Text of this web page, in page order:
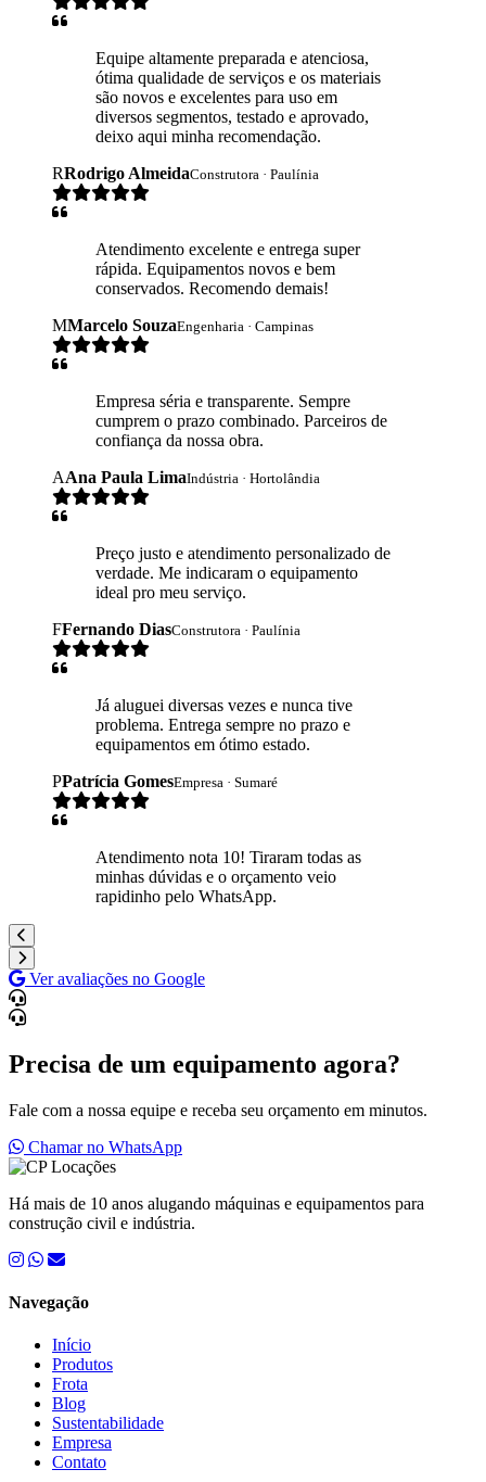
Equipe altamente preparada e atenciosa,
ótima qualidade de serviços e os materiais
são novos e excelentes para uso em
diversos segmentos, testado e aprovado,
deixo aqui minha recomendação.
RRodrigo AlmeidaConstrutora · Paulínia
Atendimento excelente e entrega super
rápida. Equipamentos novos e bem
conservados. Recomendo demais!
MMarcelo SouzaEngenharia · Campinas
Empresa séria e transparente. Sempre
cumprem o prazo combinado. Parceiros de
confiança da nossa obra.
AAna Paula LimaIndústria · Hortolândia
Preço justo e atendimento personalizado de
verdade. Me indicaram o equipamento
ideal pro meu serviço.
FFernando DiasConstrutora · Paulínia
Já aluguei diversas vezes e nunca tive
problema. Entrega sempre no prazo e
equipamentos em ótimo estado.
PPatrícia GomesEmpresa · Sumaré
Atendimento nota 10! Tiraram todas as
minhas dúvidas e o orçamento veio
rapidinho pelo WhatsApp.
Ver avaliações no Google
Precisa de um equipamento agora?
Fale com a nossa equipe e receba seu orçamento em minutos.
Chamar no WhatsApp
Há mais de 10 anos alugando máquinas e equipamentos para
construção civil e indústria.
Navegação
Início
Produtos
Frota
Blog
Sustentabilidade
Empresa
Contato